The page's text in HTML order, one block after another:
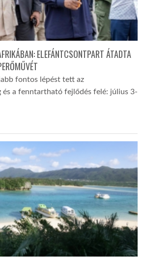
ELEFÁNTCSONTPART ÁTADTA
fontos lépést tett az
és a fenntartható fejlődés felé: július 3-